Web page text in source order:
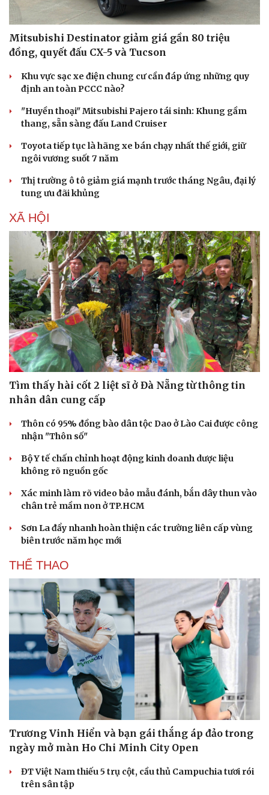
Sức khỏe
Dinh dưỡng - món ngon
Cây thuốc
Sản phụ khoa
Nhi khoa
Nam khoa
Làm đẹp - giảm cân
Ăn sạch sống khỏe
Đời sống
Nhà đẹp
Blog
Tình yêu - Gia đình
Mitsubishi Destinator giảm giá gần 80 triệu
đồng, quyết đấu CX-5 và Tucson
Khu vực sạc xe điện chung cư cần đáp ứng những quy
định an toàn PCCC nào?
"Huyền thoại" Mitsubishi Pajero tái sinh: Khung gầm
thang, sẵn sàng đấu Land Cruiser
Toyota tiếp tục là hãng xe bán chạy nhất thế giới, giữ
ngôi vương suốt 7 năm
Thị trường ô tô giảm giá mạnh trước tháng Ngâu, đại lý
tung ưu đãi khủng
XÃ HỘI
Tìm thấy hài cốt 2 liệt sĩ ở Đà Nẵng từ thông tin
nhân dân cung cấp
Thôn có 95% đồng bào dân tộc Dao ở Lào Cai được công
nhận "Thôn số"
Bộ Y tế chấn chỉnh hoạt động kinh doanh dược liệu
không rõ nguồn gốc
Xác minh làm rõ video bảo mẫu đánh, bắn dây thun vào
chân trẻ mầm non ở TP.HCM
Sơn La đẩy nhanh hoàn thiện các trường liên cấp vùng
biên trước năm học mới
THỂ THAO
Trương Vinh Hiển và bạn gái thắng áp đảo trong
ngày mở màn Ho Chi Minh City Open
ĐT Việt Nam thiếu 5 trụ cột, cầu thủ Campuchia tươi rói
trên sân tập